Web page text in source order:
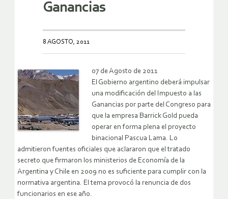
Ganancias
8 AGOSTO, 2011
07 de Agosto de 2011
El Gobierno argentino deberá impulsar
una modificación del Impuesto a las
Ganancias por parte del Congreso para
que la empresa Barrick Gold pueda
operar en forma plena el proyecto
binacional Pascua Lama. Lo
admitieron fuentes oficiales que aclararon que el tratado
secreto que firmaron los ministerios de Economía de la
Argentina y Chile en 2009 no es suficiente para cumplir con la
normativa argentina. El tema provocó la renuncia de dos
funcionarios en ese año.